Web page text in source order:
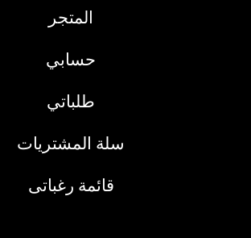
المتجر
حسابي
طلباتي
سلة المشتريات
قائمة رغباتى